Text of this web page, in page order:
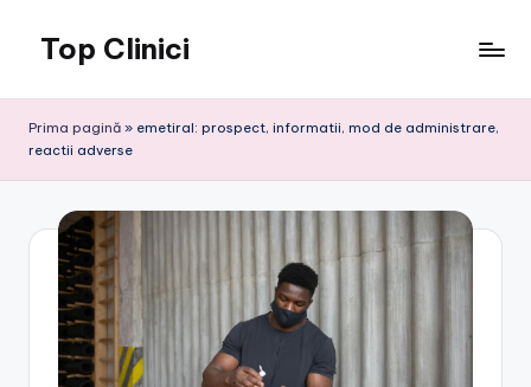
content
Top Clinici
Prima pagină » emetiral: prospect, informatii, mod de administrare,
reactii adverse